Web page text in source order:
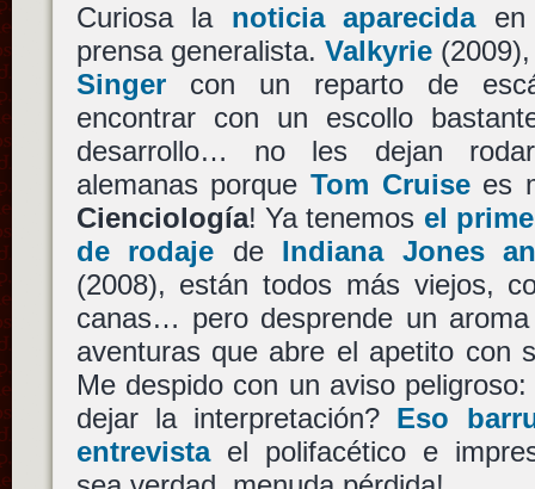
Curiosa la noticia aparecidaen
prensa generalista. Valkyrie
Singercon un reparto de
encontrar con un escollo
desarrollo… no les dejan
alemanas porque Tom Cruisees
Cienciología! Ya tenemos el
de rodaje de Indiana Jones
(2008), están todos más viejos,
canas… pero desprende un
aventuras que abre el apetito con
Me despido con un aviso
dejar la interpretación? Eso
entrevistael polifacético e